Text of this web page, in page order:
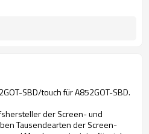
SBD/touch für A852GOT-SBD.
der Screen- und
Tausendearten der Screen-